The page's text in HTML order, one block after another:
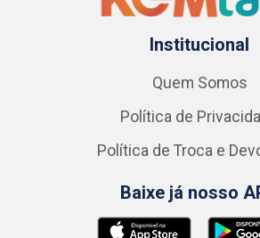
Institucional
Quem Somos
Política de
Política de Troca e
Baixe já nosso